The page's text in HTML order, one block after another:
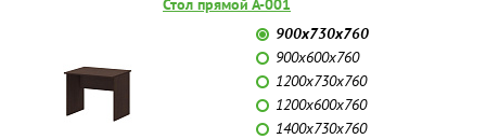
Стол прямой А-001
900х730х760
900х600х760
1200х730х760
1200х600х760
1400х730х760